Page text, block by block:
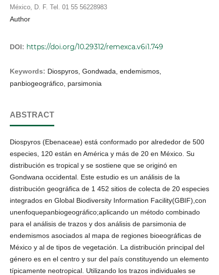
México, D. F. Tel. 01 55 56228983
Author
DOI: https://doi.org/10.29312/remexca.v6i1.749
Keywords: Diospyros, Gondwada, endemismos,
panbiogeográfico, parsimonia
ABSTRACT
Diospyros (Ebenaceae) está conformado por alrededor de 500
especies, 120 están en América y más de 20 en México. Su
distribución es tropical y se sostiene que se originó en
Gondwana occidental. Este estudio es un análisis de la
distribución geográfica de 1 452 sitios de colecta de 20 especies
integrados en Global Biodiversity Information Facility(GBIF),con
unenfoquepanbiogeográfico;aplicando un método combinado
para el análisis de trazos y dos análisis de parsimonia de
endemismos asociados al mapa de regiones bioeográficas de
México y al de tipos de vegetación. La distribución principal del
género es en el centro y sur del país constituyendo un elemento
típicamente neotropical. Utilizando los trazos individuales se